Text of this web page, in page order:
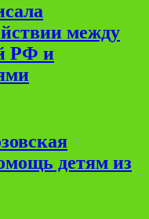
между
РФ и
детям из